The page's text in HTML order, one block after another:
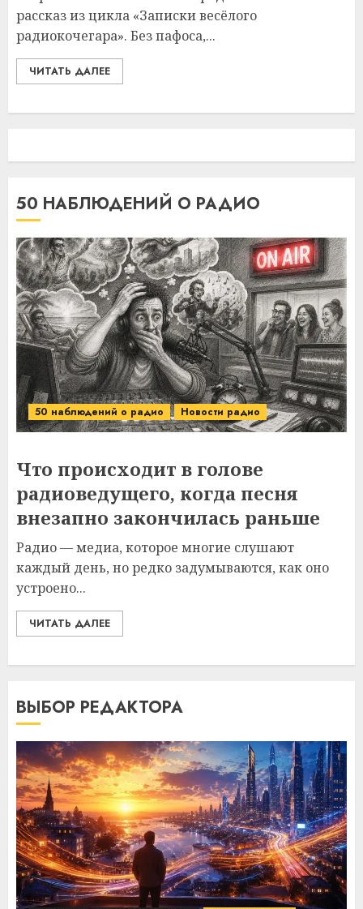
рассказ из цикла «Записки весёлого
радиокочегара». Без пафоса,...
ЧИТАТЬ ДАЛЕЕ
50 НАБЛЮДЕНИЙ О РАДИО
50 наблюдений о радио Новости радио
Что происходит в голове
радиоведущего, когда песня
внезапно закончилась раньше
Радио — медиа, которое многие слушают
каждый день, но редко задумываются, как оно
устроено...
ЧИТАТЬ ДАЛЕЕ
ВЫБОР РЕДАКТОРА